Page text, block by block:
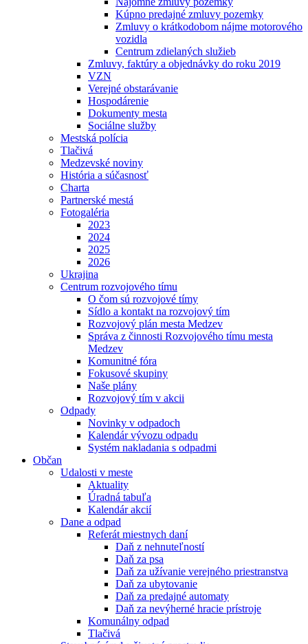
Kúpno predajné zmluvy pozemky
Zmluvy o krátkodobom nájme motorového
vozidla
Centrum zdielaných služieb
Zmluvy, faktúry a objednávky do roku 2019
VZN
Verejné obstarávanie
Hospodárenie
Dokumenty mesta
Sociálne služby
Mestská polícia
Tlačivá
Medzevské noviny
História a súčasnosť
Charta
Partnerské mestá
Fotogaléria
2023
2024
2025
2026
Ukrajina
Centrum rozvojového tímu
O čom sú rozvojové tímy
Sídlo a kontakt na rozvojový tím
Rozvojový plán mesta Medzev
Správa z činnosti Rozvojového tímu mesta
Medzev
Komunitné fóra
Fokusové skupiny
Naše plány
Rozvojový tím v akcii
Odpady
Novinky v odpadoch
Kalendár vývozu odpadu
Systém nakladania s odpadmi
Občan
Udalosti v meste
Aktuality
Úradná tabuľa
Kalendár akcií
Dane a odpad
Referát miestnych daní
Daň z nehnuteľností
Daň za psa
Daň za užívanie verejného priestranstva
Daň za ubytovanie
Daň za predajné automaty
Daň za nevýherné hracie prístroje
Komunálny odpad
Tlačivá